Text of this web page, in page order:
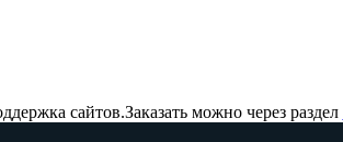
сайтов.Заказать можно через раздел